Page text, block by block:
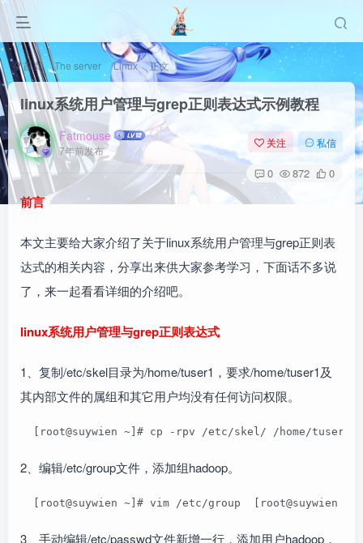
首页 The server Linux 正文
linux系统用户管理与grep正则表达式示例教程
Fatmouse
7年前发布
关注 私信
0 872 0
前言
本文主要给大家介绍了关于linux系统用户管理与grep正则表
达式的相关内容，分享出来供大家参考学习，下面话不多说
了，来一起看看详细的介绍吧。
linux系统用户管理与grep正则表达式
1、复制/etc/skel目录为/home/tuser1，要求/home/tuser1及
其内部文件的属组和其它用户均没有任何访问权限。
[root@suywien ~]# cp -rpv /etc/skel/ /home/
2、编辑/etc/group文件，添加组hadoop。
[root@suywien ~]# vim /etc/group  [root@suywien
3、手动编辑/etc/passwd文件新增一行，添加用户hadoop，